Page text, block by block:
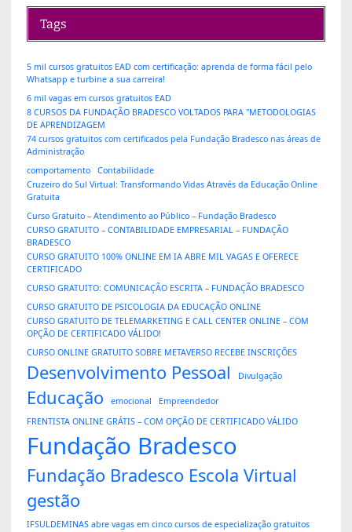
Tags
5 mil cursos gratuitos EAD com certificação: aprenda de forma fácil pelo
Whatsapp e turbine a sua carreira!
6 mil vagas em cursos gratuitos EAD
8 CURSOS DA FUNDAÇÃO BRADESCO VOLTADOS PARA "METODOLOGIAS
DE APRENDIZAGEM
74 cursos gratuitos com certificados pela Fundação Bradesco nas áreas de
Administração
comportamento
Contabilidade
Cruzeiro do Sul Virtual: Transformando Vidas Através da Educação Online
Gratuita
Curso Gratuito – Atendimento ao Público – Fundação Bradesco
CURSO GRATUITO – CONTABILIDADE EMPRESARIAL – FUNDAÇÃO
BRADESCO
CURSO GRATUITO 100% ONLINE EM IA ABRE MIL VAGAS E OFERECE
CERTIFICADO
CURSO GRATUITO: COMUNICAÇÃO ESCRITA – FUNDAÇÃO BRADESCO
CURSO GRATUITO DE PSICOLOGIA DA EDUCAÇÃO ONLINE
CURSO GRATUITO DE TELEMARKETING E CALL CENTER ONLINE – COM
OPÇÃO DE CERTIFICADO VÁLIDO!
CURSO ONLINE GRATUITO SOBRE METAVERSO RECEBE INSCRIÇÕES
Desenvolvimento Pessoal Divulgação
Educação emocional
Empreendedor
FRENTISTA ONLINE GRÁTIS – COM OPÇÃO DE CERTIFICADO VÁLIDO
Fundação Bradesco
Fundação Bradesco Escola Virtual
gestão
IFSULDEMINAS abre vagas em cinco cursos de especialização gratuitos